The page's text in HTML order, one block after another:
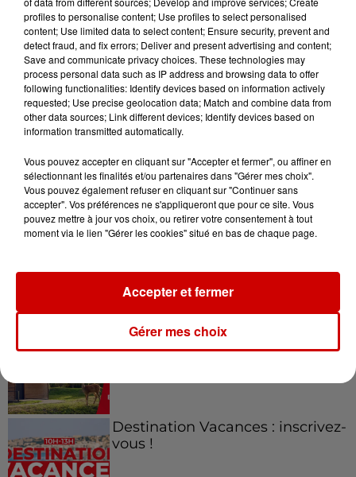
Jeux Voir plus
Gagnez vos places pour le
festival Marché Gourmand 2026
à Coulon !
Le Duel - Gagnez vos entrées
pour l'un des zoos de nos
votre séjour en famille au cœur
de la...
Destination Vacances : inscrivez-
vous !
profiles to personalise content; Use profiles to select personalised
content; Use limited data to select content; Ensure security, prevent and
detect fraud, and fix errors; Deliver and present advertising and content;
Save and communicate privacy choices. These technologies may
process personal data such as IP address and browsing data to offer
following functionalities: Identify devices based on information actively
requested; Use precise geolocation data; Match and combine data from
other data sources; Link different devices; Identify devices based on
information transmitted automatically.
Vous pouvez accepter en cliquant sur "Accepter et fermer", ou affiner en
sélectionnant les finalités et/ou partenaires dans "Gérer mes choix".
Vous pouvez également refuser en cliquant sur "Continuer sans
accepter". Vos préférences ne s'appliqueront que pour ce site. Vous
pouvez mettre à jour vos choix, ou retirer votre consentement à tout
moment via le lien "Gérer les cookies" situé en bas de chaque page.
Gérer mes choix
Accepter et fermer